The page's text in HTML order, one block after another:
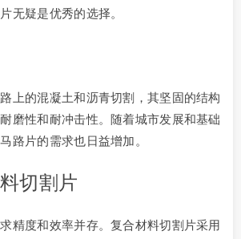
无疑是优秀的选择。
上的混凝土和沥青切割，其坚固的结构
磨性和耐冲击性。随着城市发展和基础
路片的需求也日益增加。
切割片
精度和效率并存。复合材料切割片采用